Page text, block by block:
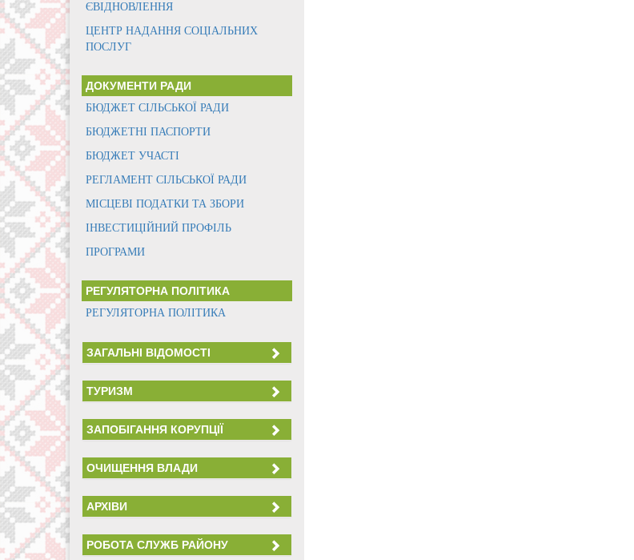
ЄВІДНОВЛЕННЯ
ЦЕНТР НАДАННЯ СОЦІАЛЬНИХ
ПОСЛУГ
ДОКУМЕНТИ РАДИ
БЮДЖЕТ СІЛЬСЬКОЇ РАДИ
БЮДЖЕТНІ ПАСПОРТИ
БЮДЖЕТ УЧАСТІ
РЕГЛАМЕНТ СІЛЬСЬКОЇ РАДИ
МІСЦЕВІ ПОДАТКИ ТА ЗБОРИ
ІНВЕСТИЦІЙНИЙ ПРОФІЛЬ
ПРОГРАМИ
РЕГУЛЯТОРНА ПОЛІТИКА
РЕГУЛЯТОРНА ПОЛІТИКА
ЗАГАЛЬНІ ВІДОМОСТІ
ТУРИЗМ
ЗАПОБІГАННЯ КОРУПЦІЇ
ОЧИЩЕННЯ ВЛАДИ
АРХІВИ
РОБОТА СЛУЖБ РАЙОНУ